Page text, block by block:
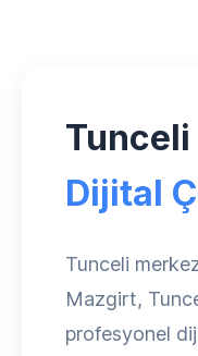
Dijital
Tunceli
Mazgirt,
profesyonel